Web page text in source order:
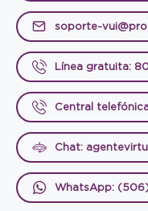
soporte-
Línea gratuita:
Central
Chat:
WhatsApp: